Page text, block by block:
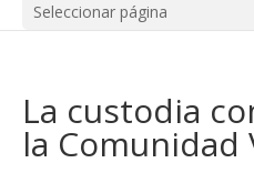
Seleccionar página
La custodia
la Comunidad